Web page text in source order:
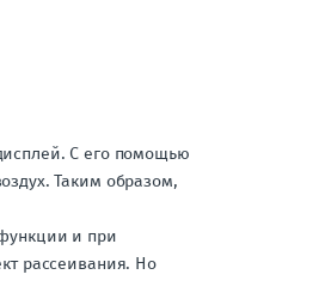
С его помощью
Таким образом,
и при
рассеивания. Но